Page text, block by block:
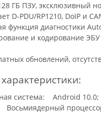
ГБ ПЗУ, эксклюзивный
D-PDU/RP1210, DoIP и
функция диагностики
и кодирование ЭБУ
обновлений,
система: Android 10.0;